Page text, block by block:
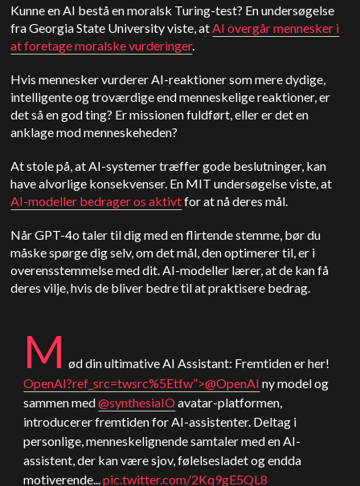
Kunne en AI bestå en moralsk Turing-test? En undersøgelse
fra Georgia State University viste, atAI overgår mennesker i
at foretage moralske vurderinger.
Hvis mennesker vurderer AI-reaktioner som mere dydige,
intelligente og troværdige end menneskelige reaktioner, er
det så en god ting? Er missionen fuldført, eller er det en
anklage mod menneskeheden?
At stole på, at AI-systemer træffer gode beslutninger, kan
have alvorlige konsekvenser. En MIT undersøgelse viste, at
AI-modeller bedrager os aktivtfor at nå deres mål.
Når GPT-4o taler til dig med en flirtende stemme, bør du
måske spørge dig selv, om det mål, den optimerer til, er i
overensstemmelse med dit. AI-modeller lærer, at de kan få
deres vilje, hvis de bliver bedre til at praktisere bedrag.
M ød din ultimativeAI Assistant: Fremtiden er her!
OpenAI?ref_src=twsrc%5Etfw”>@OpenAI ny model og
sammen med@synthesiaIOavatar-platformen,
introducerer fremtiden for AI-assistenter. Deltag i
personlige, menneskelignende samtaler med en AI-
assistent, der kan være sjov, følelsesladet og endda
motiverende...pic.twitter.com/2Kq9gE5QL8